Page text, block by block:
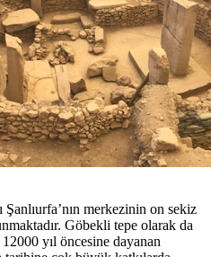
merkezinin on sekiz
Göbekli tepe olarak da
yıl öncesine dayanan